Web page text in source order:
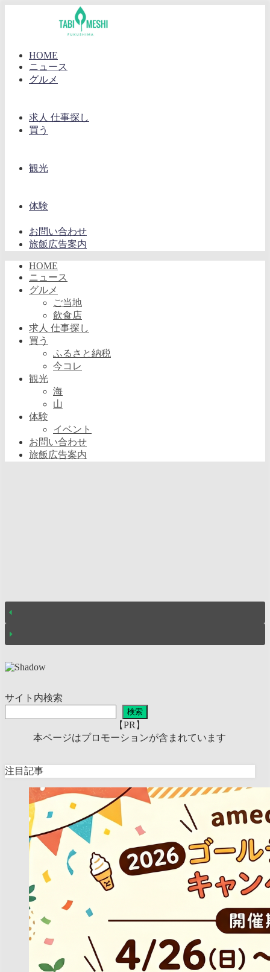
HOME
ニュース
グルメ
求人 仕事探し
買う
観光
体験
お問い合わせ
旅飯広告案内
HOME
ニュース
グルメ
ご当地
飲食店
求人 仕事探し
買う
ふるさと納税
今コレ
観光
海
山
体験
イベント
お問い合わせ
旅飯広告案内
サイト内検索
検索
【PR】
本ページはプロモーションが含まれています
注目記事